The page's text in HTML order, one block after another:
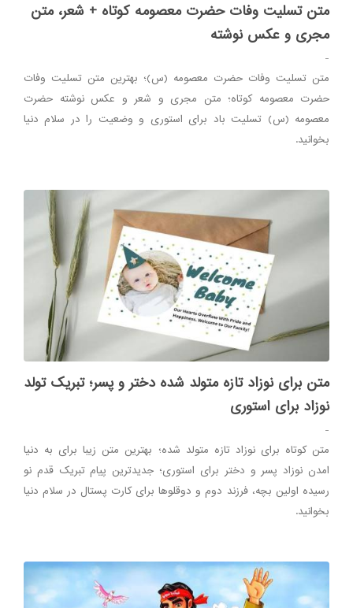
متن تسلیت وفات حضرت معصومه کوتاه + شعر، متن
مجری و عکس نوشته
-
متن تسلیت وفات حضرت معصومه (س)؛ بهترین متن تسلیت وفات
حضرت معصومه کوتاه؛ متن مجری و شعر و عکس نوشته حضرت
معصومه (س) تسلیت باد برای استوری و وضعیت را در سلام دنیا
بخوانید.
متن برای نوزاد تازه متولد شده دختر و پسر؛ تبریک تولد
نوزاد برای استوری
-
متن کوتاه برای نوزاد تازه متولد شده؛ بهترین متن زیبا برای به دنیا
امدن نوزاد پسر و دختر برای استوری؛ جدیدترین پیام تبریک قدم نو
رسیده اولین بچه، فرزند دوم و دوقلوها برای کارت پستال در سلام دنیا
بخوانید.